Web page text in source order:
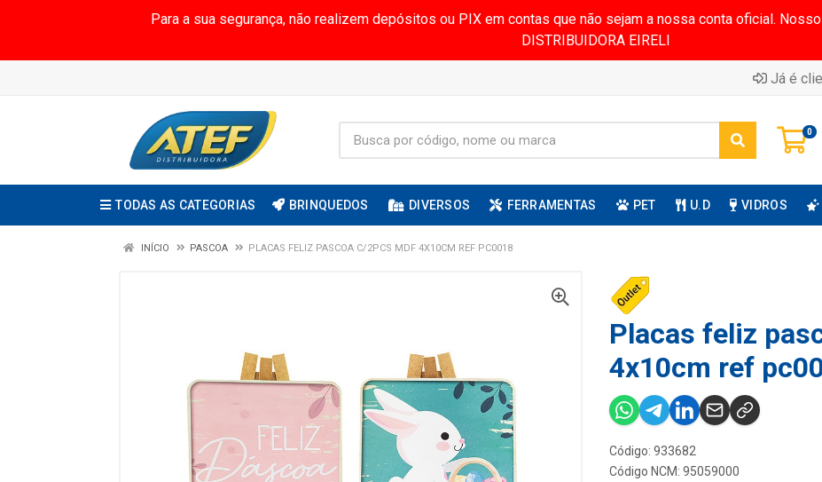
Para a sua segurança, não realizem depósitos ou PIX em contas que não sejam a nossa conta oficial.
DISTRIBUIDORA EIRELI
Já é
0
TODAS AS CATEGORIAS BRINQUEDOS DIVERSOS FERRAMENTAS PET U.D VIDROS
INÍCIO PASCOA PLACAS FELIZ PASCOA C/2PCS MDF 4X10CM REF PC0018
Placas feliz
4x10cm ref
Código: 933682
Código NCM: 95059000